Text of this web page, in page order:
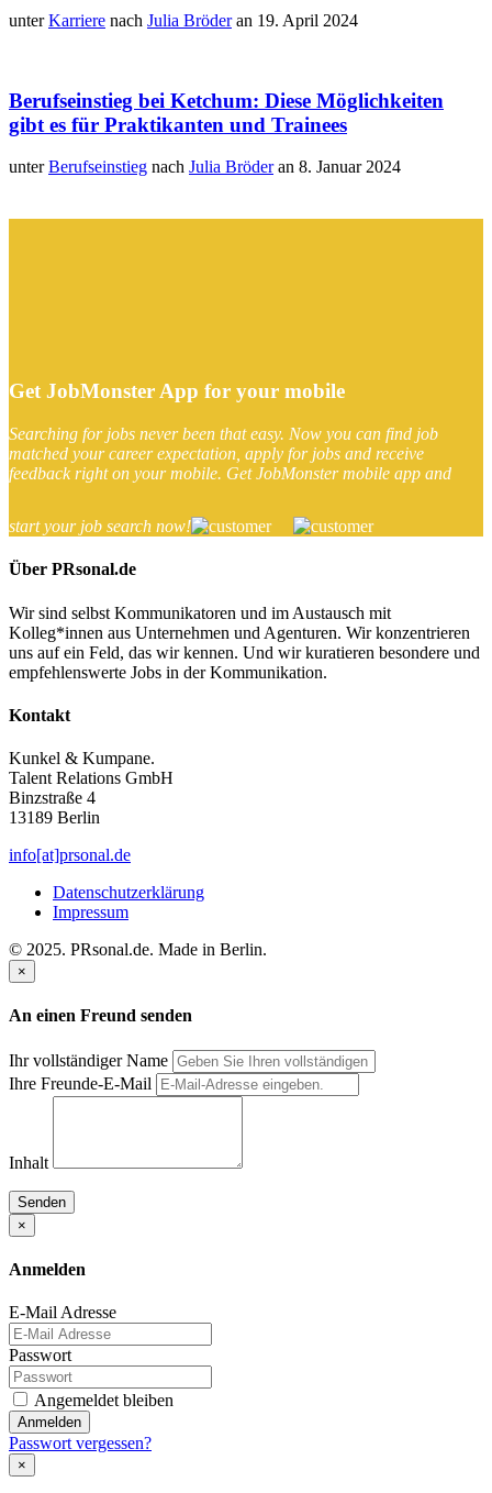
unterKarriere nach Julia Bröderan 19. April 2024
Berufseinstieg bei Ketchum: Diese Möglichkeiten
gibt es für Praktikanten und Trainees
unterBerufseinstieg nach Julia Bröderan 8. Januar 2024
Get JobMonster App for your mobile
Searching for jobs never been that easy. Now you can find job
matched your career expectation, apply for jobs and receive
feedback right on your mobile. Get JobMonster mobile app and
start your job search now!
Über PRsonal.de
Wir sind selbst Kommunikatoren und im Austausch mit
Kolleg*innen aus Unternehmen und Agenturen. Wir konzentrieren
uns auf ein Feld, das wir kennen. Und wir kuratieren besondere und
empfehlenswerte Jobs in der Kommunikation.
Kontakt
Kunkel & Kumpane.
Talent Relations GmbH
Binzstraße 4
13189 Berlin
info[at]prsonal.de
Datenschutzerklärung
Impressum
© 2025. PRsonal.de. Made in Berlin.
×
An einen Freund senden
Ihr vollständiger Name
Ihre Freunde-E-Mail
Inhalt
Senden
×
Anmelden
E-Mail Adresse
Passwort
Angemeldet bleiben
Anmelden
Passwort vergessen?
×